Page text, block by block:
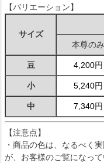
【バリエーション】
サイズ
本尊のみ
豆 4,200円
小 5,240円
中 7,340円
【注意点】
・商品の色は、なるべく
が、お客様のご覧になっ